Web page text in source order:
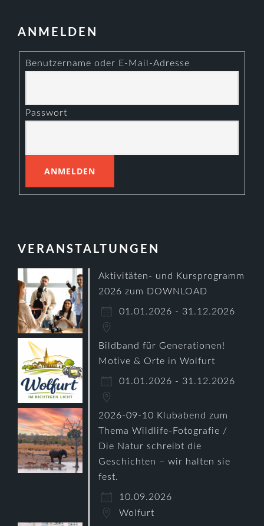
ANMELDEN
Benutzername oder E-Mail-Adresse
Passwort
VERANSTALTUNGEN
Aktivitäten- und Kursprogramm
2026 zum DOWNLOAD
01.01.2026 - 31.12.2026
Bildband für Generationen!
Motive & Orte in Wolfurt
01.01.2026 - 31.12.2026
2026-09-10 Klubabend zum
Thema Wildlife-Fotografie /
Die Natur schreibt die
Geschichten – wir halten sie
fest.
10.09.2026
Wolfurt